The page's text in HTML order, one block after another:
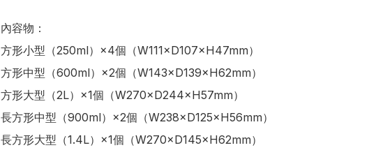
內容物：
方形小型（250ml）×4個（W111×D107×H47mm）
方形中型（600ml）×2個（W143×D139×H62mm）
方形大型（2L）×1個（W270×D244×H57mm）
長方形中型（900ml）×2個（W238×D125×H56mm）
長方形大型（1.4L）×1個（W270×D145×H62mm）